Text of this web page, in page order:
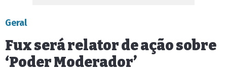
Geral
Fux será relator de ação sobre
‘Poder Moderador’